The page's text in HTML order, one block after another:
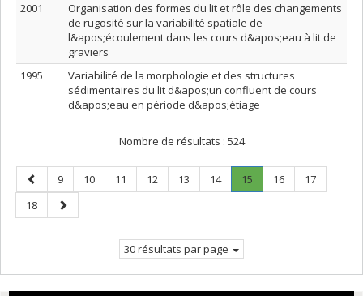
2001
Organisation des formes du lit et rôle des changements
de rugosité sur la variabilité spatiale de
l&apos;écoulement dans les cours d&apos;eau à lit de
graviers
1995
Variabilité de la morphologie et des structures
sédimentaires du lit d&apos;un confluent de cours
d&apos;eau en période d&apos;étiage
Nombre de résultats : 524
Page
précédente
Page
9 Page
10 Page
11 Page
12 Page
13 Page
14 Page
15
Page
Page
16 Page
17
Page
18
Page
suivante
30 résultats par page